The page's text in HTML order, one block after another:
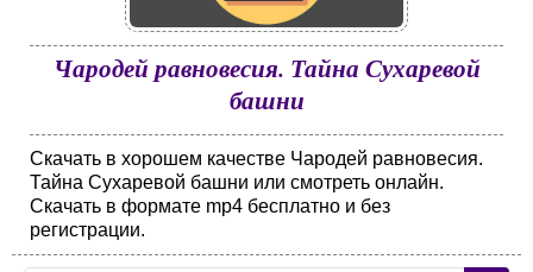
Чародей равновесия. Тайна Сухаревой
башни
Скачать в хорошем качестве Чародей равновесия.
Тайна Сухаревой башни или смотреть онлайн.
Скачать в формате mp4 бесплатно и без
регистрации.